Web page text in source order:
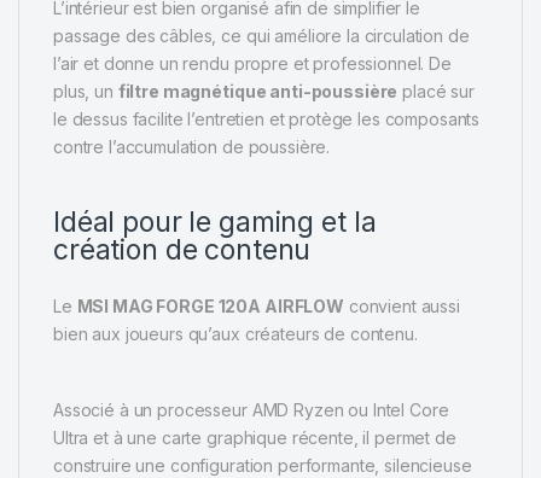
L’intérieur est bien organisé afin de simplifier le
passage des câbles, ce qui améliore la circulation de
l’air et donne un rendu propre et professionnel. De
plus, un filtre magnétique anti-poussière placé sur
le dessus facilite l’entretien et protège les composants
contre l’accumulation de poussière.
Idéal pour le gaming et la
création de contenu
Le MSI MAG FORGE 120A AIRFLOW convient aussi
bien aux joueurs qu’aux créateurs de contenu.
Associé à un processeur AMD Ryzen ou Intel Core
Ultra et à une carte graphique récente, il permet de
construire une configuration performante, silencieuse